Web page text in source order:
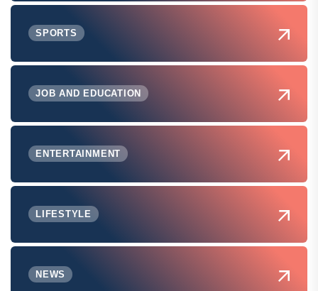
SPORTS
JOB AND EDUCATION
ENTERTAINMENT
LIFESTYLE
NEWS